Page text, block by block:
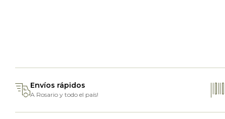
Envíos rápidos
A Rosario y todo el país!